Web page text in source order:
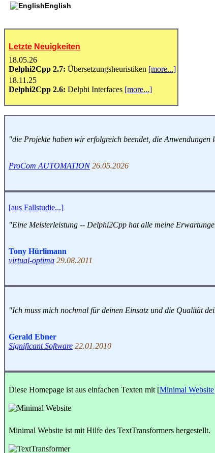
English
Letzte Neuigkeiten
18.05.26
Delphi2Cpp 2.7: Übersetzungsheuristiken [more...]
18.11.25
Delphi2Cpp 2.6: Delphi Interfaces [more...]
"die Projekte haben wir erfolgreich beendet, die
ProCom AUTOMATION26.05.2026
[aus Fallstudie...]
"Eine Meisterleistung -- Delphi2Cpp hat alle meine
Tony Hürlimann
virtual-optima 29.08.2011
"Ich muss mich nochmal für deinen Einsatz und die Qualität
Gerald Ebner
Significant Software 22.01.2010
Diese Homepage ist aus einfachen Texten mit [Minimal Website
Minimal Website ist mit Hilfe des TextTransformers hergestellt.